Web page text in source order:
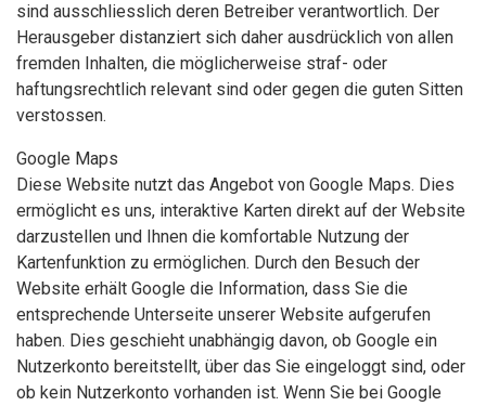
sind ausschliesslich deren Betreiber verantwortlich. Der
Herausgeber distanziert sich daher ausdrücklich von allen
fremden Inhalten, die möglicherweise straf- oder
haftungsrechtlich relevant sind oder gegen die guten Sitten
verstossen.
Google Maps
Diese Website nutzt das Angebot von Google Maps. Dies
ermöglicht es uns, interaktive Karten direkt auf der Website
darzustellen und Ihnen die komfortable Nutzung der
Kartenfunktion zu ermöglichen. Durch den Besuch der
Website erhält Google die Information, dass Sie die
entsprechende Unterseite unserer Website aufgerufen
haben. Dies geschieht unabhängig davon, ob Google ein
Nutzerkonto bereitstellt, über das Sie eingeloggt sind, oder
ob kein Nutzerkonto vorhanden ist. Wenn Sie bei Google